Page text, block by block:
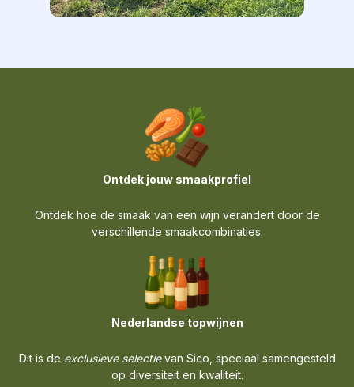
Ontdek jouw smaakprofiel
Ontdek hoe de smaak van een wijn verandert door de
verschillende smaakcombinaties.
Nederlandse topwijnen
Dit is de exclusieve selectievan Sico, speciaal samengesteld
op diversiteit en kwaliteit.